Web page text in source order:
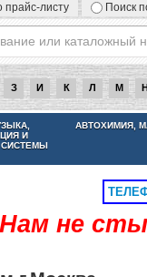
прайс-листу Поиск
З И К Л М
НАМ НЕ
И
АВТОХИМИЯ,
Нам не